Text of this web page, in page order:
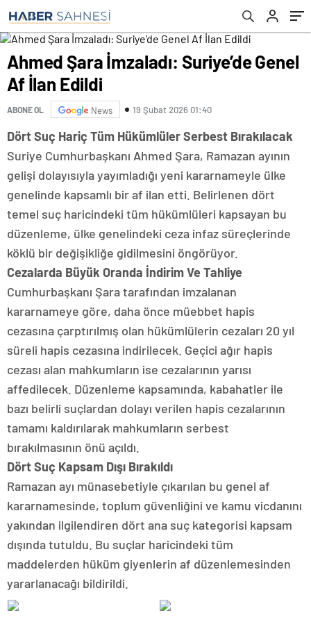
Ahmed Şara İmzaladı: Suriye’de Genel
Af İlan Edildi
ABONE OL News 19 Şubat 2026 01:40
Dört Suç Hariç Tüm Hükümlüler Serbest Bırakılacak
Suriye Cumhurbaşkanı Ahmed Şara, Ramazan ayının
gelişi dolayısıyla yayımladığı yeni kararnameyle ülke
genelinde kapsamlı bir af ilan etti. Belirlenen dört
temel suç haricindeki tüm hükümlüleri kapsayan bu
düzenleme, ülke genelindeki ceza infaz süreçlerinde
köklü bir değişikliğe gidilmesini öngörüyor.
Cezalarda Büyük Oranda İndirim Ve Tahliye
Cumhurbaşkanı Şara tarafından imzalanan
kararnameye göre, daha önce müebbet hapis
cezasına çarptırılmış olan hükümlülerin cezaları 20 yıl
süreli hapis cezasına indirilecek. Geçici ağır hapis
cezası alan mahkumların ise cezalarının yarısı
affedilecek. Düzenleme kapsamında, kabahatler ile
bazı belirli suçlardan dolayı verilen hapis cezalarının
tamamı kaldırılarak mahkumların serbest
bırakılmasının önü açıldı.
Dört Suç Kapsam Dışı Bırakıldı
Ramazan ayı münasebetiyle çıkarılan bu genel af
kararnamesinde, toplum güvenliğini ve kamu vicdanını
yakından ilgilendiren dört ana suç kategorisi kapsam
dışında tutuldu. Bu suçlar haricindeki tüm
maddelerden hüküm giyenlerin af düzenlemesinden
yararlanacağı bildirildi.